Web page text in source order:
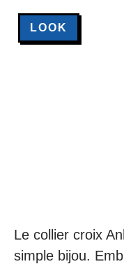
LOOK
Le collier croix
simple bijou.